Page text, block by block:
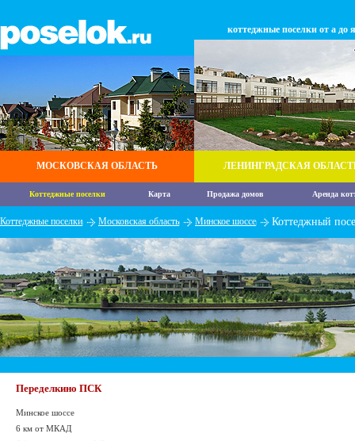
МОСКОВСКАЯ ОБЛАСТЬ
коттеджные поселки от а до я
ЛЕНИНГРАДСКАЯ
Коттеджные поселки Карта Продажа домов Аренда
Коттеджные поселки Московская область Минское шоссе Коттеджный
Переделкино ПСК
Минское шоссе
6 км от МКАД